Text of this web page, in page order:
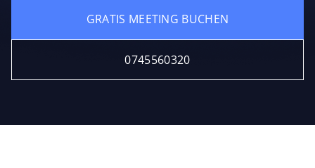
GRATIS MEETING BUCHEN
0745560320